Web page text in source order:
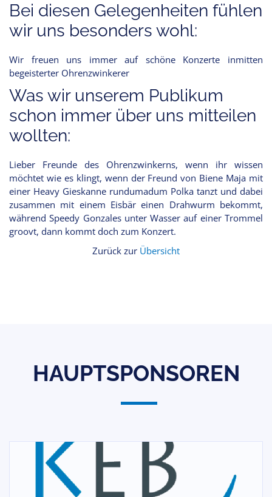
Bei diesen Gelegenheiten fühlen
wir uns besonders wohl:
Wir freuen uns immer auf schöne Konzerte inmitten
begeisterter Ohrenzwinkerer
Was wir unserem Publikum
schon immer über uns mitteilen
wollten:
Lieber Freunde des Ohrenzwinkerns, wenn ihr wissen
möchtet wie es klingt, wenn der Freund von Biene Maja mit
einer Heavy Gieskanne rundumadum Polka tanzt und dabei
zusammen mit einem Eisbär einen Drahwurm bekommt,
während Speedy Gonzales unter Wasser auf einer Trommel
groovt, dann kommt doch zum Konzert.
Zurück zur Übersicht
HAUPTSPONSOREN